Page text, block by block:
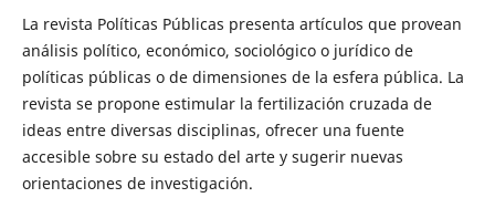
La revista Políticas Públicas presenta artículos que provean
análisis político, económico, sociológico o jurídico de
políticas públicas o de dimensiones de la esfera pública. La
revista se propone estimular la fertilización cruzada de
ideas entre diversas disciplinas, ofrecer una fuente
accesible sobre su estado del arte y sugerir nuevas
orientaciones de investigación.